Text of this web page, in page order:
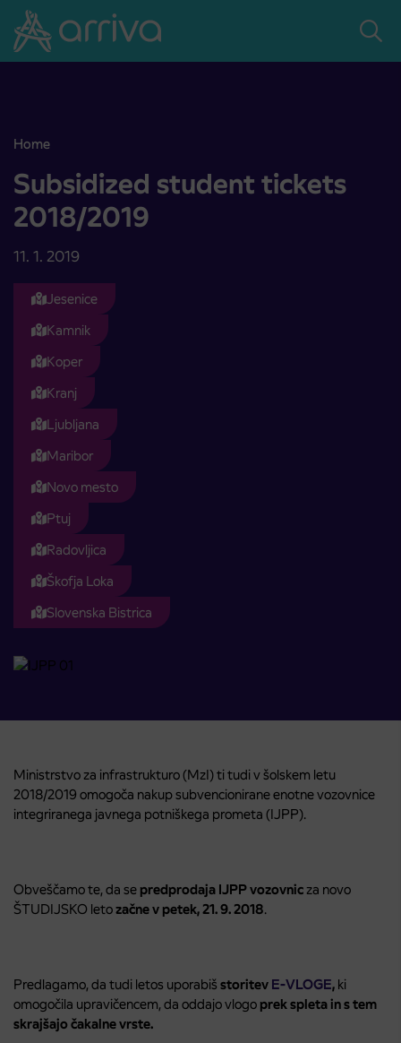
Skoči na vsebino
Home
Subsidized student tickets 2018/2019
Subsidized student tickets
2018/2019
11. 1. 2019
Jesenice
Kamnik
Koper
Kranj
Ljubljana
Maribor
Novo mesto
Ptuj
Radovljica
Škofja Loka
Slovenska Bistrica
Ministrstvo za infrastrukturo (MzI) ti tudi v šolskem letu
2018/2019 omogoča nakup subvencionirane enotne vozovnice
integriranega javnega potniškega prometa (IJPP).
Obveščamo te, da se predprodaja IJPP vozovnic za novo
ŠTUDIJSKO letozačne v petek, 21. 9. 2018.
Predlagamo, da tudi letos uporabiš storitev E-VLOGE, ki
omogočila upravičencem, da oddajo vlogo prek spleta in s tem
skrajšajo čakalne vrste.